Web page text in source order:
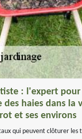
: l'expert
haies dans la
et ses environs
qui peuvent clôturer les